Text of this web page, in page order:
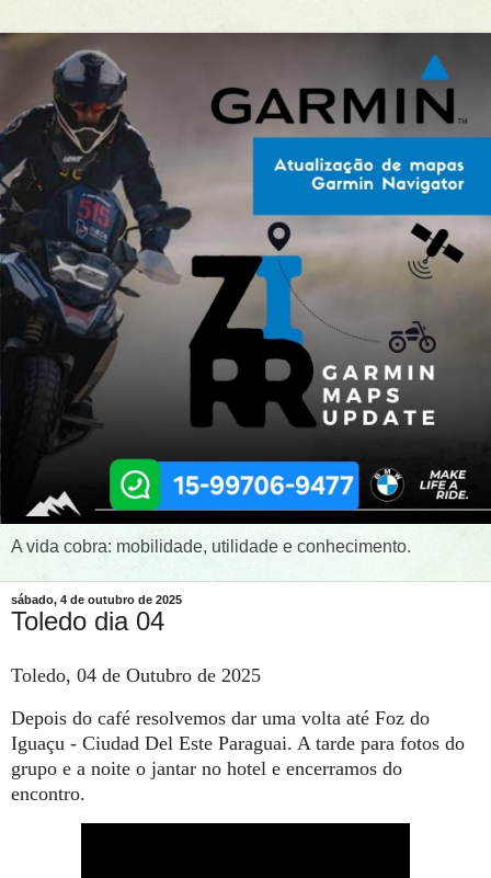
A vida cobra: mobilidade, utilidade e conhecimento.
sábado, 4 de outubro de 2025
Toledo dia 04
Toledo, 04 de Outubro de 2025
Depois do café resolvemos dar uma volta até Foz do
Iguaçu - Ciudad Del Este Paraguai. A tarde para fotos do
grupo e a noite o jantar no hotel e encerramos do
encontro.